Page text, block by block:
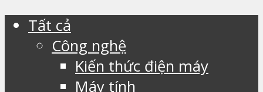
Tất cả
Công nghệ
Kiến thức điện máy
Máy tính